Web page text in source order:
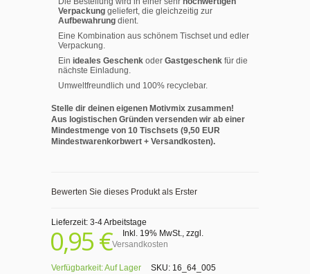
Verpackung geliefert, die gleichzeitig zur
Aufbewahrung dient.
Eine Kombination aus schönem Tischset und edler
Verpackung.
Ein ideales Geschenk oder Gastgeschenk für die
nächste Einladung.
Umweltfreundlich und 100% recyclebar.
Stelle dir deinen eigenen Motivmix zusammen!
Aus logistischen Gründen versenden wir ab einer
Mindestmenge von 10 Tischsets (9,50 EUR
Mindestwarenkorbwert + Versandkosten).
Bewerten Sie dieses Produkt als Erster
Lieferzeit: 3-4 Arbeitstage
0,95 € Inkl. 19% MwSt., zzgl.
Versandkosten
Verfügbarkeit:Auf Lager SKU: 16_64_005